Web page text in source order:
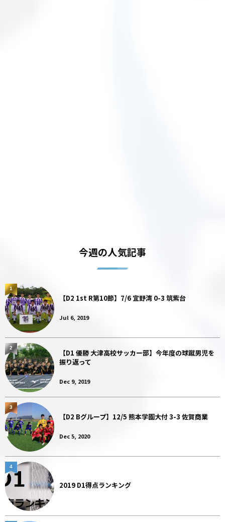
今週の人気記事
【D2 1st R第10節】7/6 宜野湾 0-3 筑紫台
Jul 6, 2019
1
【D1 優勝 大津高校サッカー部】今年度の球蹴男児を
振り返って
Dec 9, 2019
2
【D2 Bグループ】12/5 熊本学園大付 3-3 佐賀商業
Dec 5, 2020
3
2019 D1得点ランキング
4